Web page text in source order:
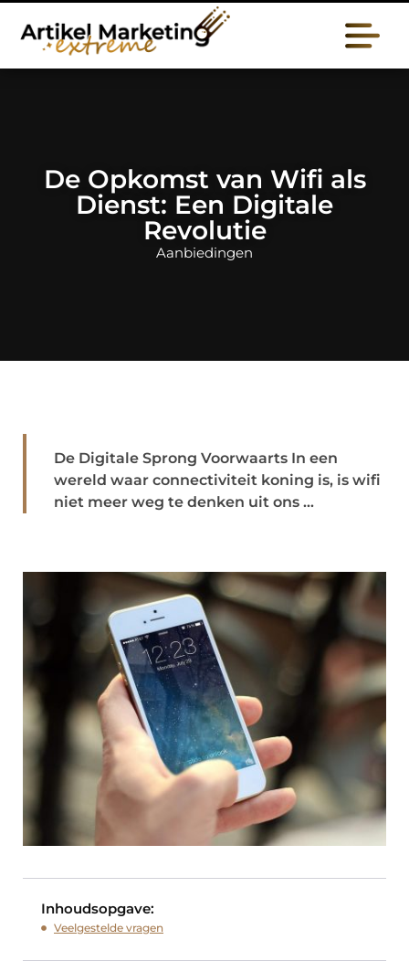
De Opkomst van Wifi als
Dienst: Een Digitale
Revolutie
Aanbiedingen
De Digitale Sprong Voorwaarts In een
wereld waar connectiviteit koning is, is wifi
niet meer weg te denken uit ons ...
Inhoudsopgave:
Veelgestelde vragen